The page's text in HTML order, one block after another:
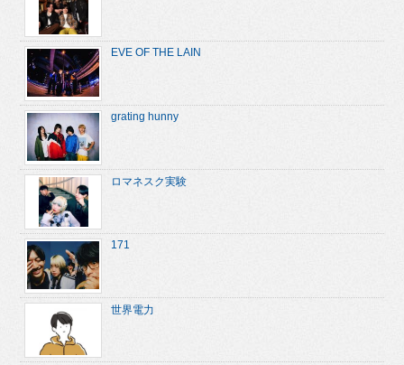
EVE OF THE LAIN
grating hunny
ロマネスク実験
171
世界電力